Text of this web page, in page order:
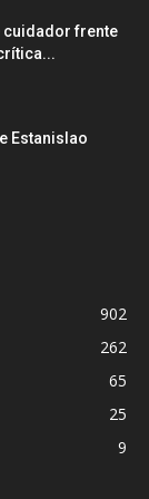
cuidador frente
Estanislao
902
262
65
25
9